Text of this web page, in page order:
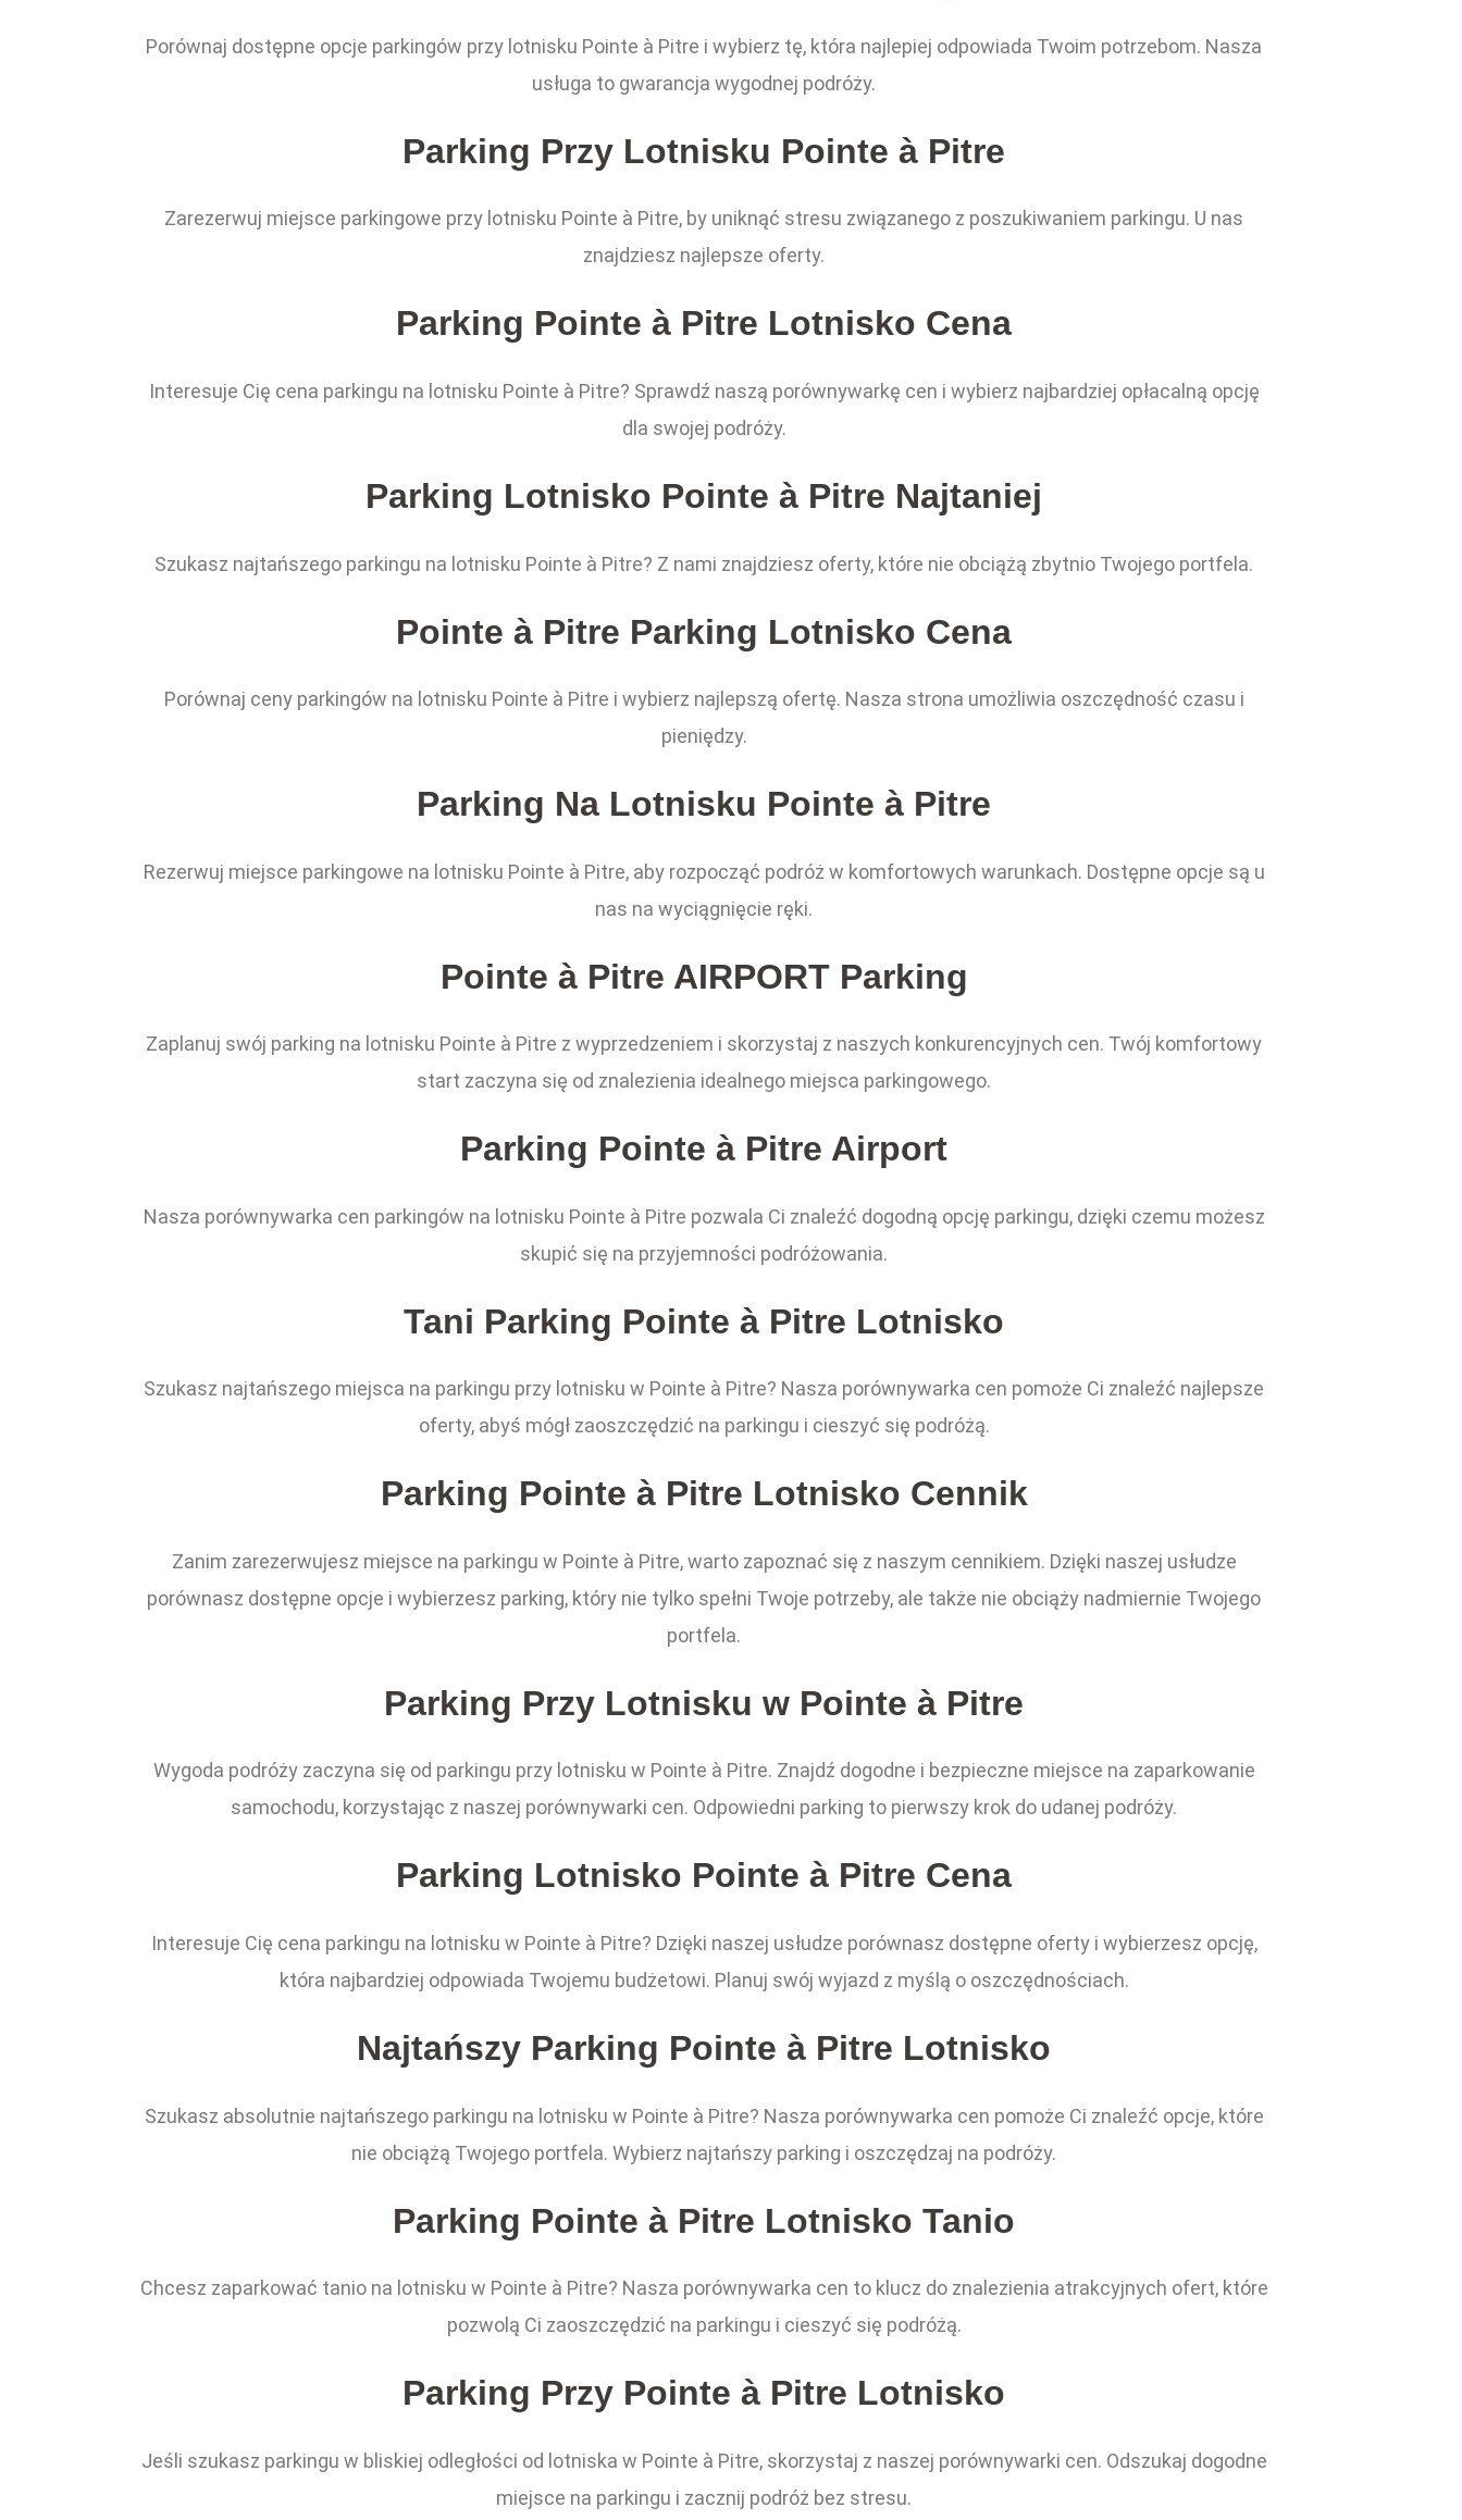
Porównaj dostępne opcje parkingów przy lotnisku Pointe à Pitre i wybierz tę, która najlepiej odpowiada Twoim potrzebom. Nasza
usługa to gwarancja wygodnej podróży.
Parking Przy Lotnisku Pointe à Pitre
Zarezerwuj miejsce parkingowe przy lotnisku Pointe à Pitre, by uniknąć stresu związanego z poszukiwaniem parkingu. U nas
znajdziesz najlepsze oferty.
Parking Pointe à Pitre Lotnisko Cena
Interesuje Cię cena parkingu na lotnisku Pointe à Pitre? Sprawdź naszą porównywarkę cen i wybierz najbardziej opłacalną opcję
dla swojej podróży.
Parking Lotnisko Pointe à Pitre Najtaniej
Szukasz najtańszego parkingu na lotnisku Pointe à Pitre? Z nami znajdziesz oferty, które nie obciążą zbytnio Twojego portfela.
Pointe à Pitre Parking Lotnisko Cena
Porównaj ceny parkingów na lotnisku Pointe à Pitre i wybierz najlepszą ofertę. Nasza strona umożliwia oszczędność czasu i
pieniędzy.
Parking Na Lotnisku Pointe à Pitre
Rezerwuj miejsce parkingowe na lotnisku Pointe à Pitre, aby rozpocząć podróż w komfortowych warunkach. Dostępne opcje są u
nas na wyciągnięcie ręki.
Pointe à Pitre AIRPORT Parking
Zaplanuj swój parking na lotnisku Pointe à Pitre z wyprzedzeniem i skorzystaj z naszych konkurencyjnych cen. Twój komfortowy
start zaczyna się od znalezienia idealnego miejsca parkingowego.
Parking Pointe à Pitre Airport
Nasza porównywarka cen parkingów na lotnisku Pointe à Pitre pozwala Ci znaleźć dogodną opcję parkingu, dzięki czemu możesz
skupić się na przyjemności podróżowania.
Tani Parking Pointe à Pitre Lotnisko
Szukasz najtańszego miejsca na parkingu przy lotnisku w Pointe à Pitre? Nasza porównywarka cen pomoże Ci znaleźć najlepsze
oferty, abyś mógł zaoszczędzić na parkingu i cieszyć się podróżą.
Parking Pointe à Pitre Lotnisko Cennik
Zanim zarezerwujesz miejsce na parkingu w Pointe à Pitre, warto zapoznać się z naszym cennikiem. Dzięki naszej usłudze
porównasz dostępne opcje i wybierzesz parking, który nie tylko spełni Twoje potrzeby, ale także nie obciąży nadmiernie Twojego
portfela.
Parking Przy Lotnisku w Pointe à Pitre
Wygoda podróży zaczyna się od parkingu przy lotnisku w Pointe à Pitre. Znajdź dogodne i bezpieczne miejsce na zaparkowanie
samochodu, korzystając z naszej porównywarki cen. Odpowiedni parking to pierwszy krok do udanej podróży.
Parking Lotnisko Pointe à Pitre Cena
Interesuje Cię cena parkingu na lotnisku w Pointe à Pitre? Dzięki naszej usłudze porównasz dostępne oferty i wybierzesz opcję,
która najbardziej odpowiada Twojemu budżetowi. Planuj swój wyjazd z myślą o oszczędnościach.
Najtańszy Parking Pointe à Pitre Lotnisko
Szukasz absolutnie najtańszego parkingu na lotnisku w Pointe à Pitre? Nasza porównywarka cen pomoże Ci znaleźć opcje, które
nie obciążą Twojego portfela. Wybierz najtańszy parking i oszczędzaj na podróży.
Parking Pointe à Pitre Lotnisko Tanio
Chcesz zaparkować tanio na lotnisku w Pointe à Pitre? Nasza porównywarka cen to klucz do znalezienia atrakcyjnych ofert, które
pozwolą Ci zaoszczędzić na parkingu i cieszyć się podróżą.
Parking Przy Pointe à Pitre Lotnisko
Jeśli szukasz parkingu w bliskiej odległości od lotniska w Pointe à Pitre, skorzystaj z naszej porównywarki cen. Odszukaj dogodne
miejsce na parkingu i zacznij podróż bez stresu.